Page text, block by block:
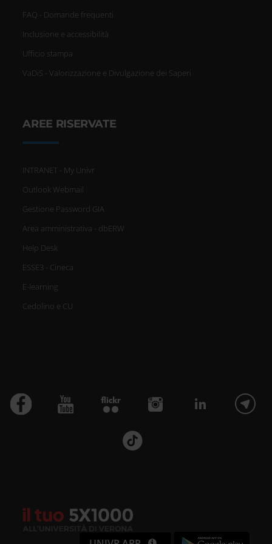
FAQ - Domande frequenti
Inclusione e accessibilità
Ufficio stampa
VaDiS - Valorizzazione e Divulgazione dei Saperi
AREE RISERVATE
INTRANET - My Univr
Outlook Webmail
Gestione Password GIA
Area amministrativa - dbERW
Help Desk
ESSE3 - Cineca
E-learning
Cedolino e CU